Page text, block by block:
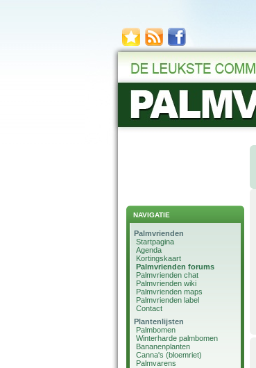
NAVIGATIE
Palmvrienden
Startpagina
Agenda
Kortingskaart
Palmvrienden forums
Palmvrienden chat
Palmvrienden wiki
Palmvrienden maps
Palmvrienden label
Contact
Plantenlijsten
Palmbomen
Winterharde palmbomen
Bananenplanten
Canna's (bloemriet)
Palmvarens